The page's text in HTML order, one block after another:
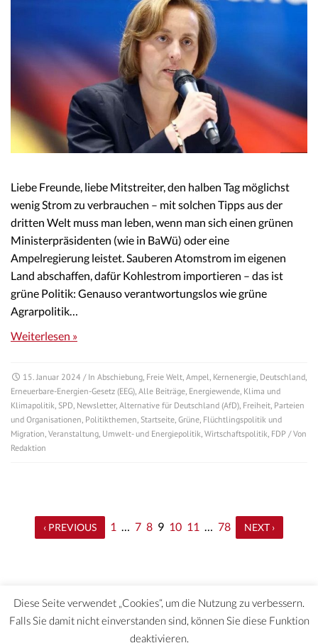
Liebe Freunde, liebe Mitstreiter, den halben Tag möglichst
wenig Strom zu verbrauchen – mit solchen Tipps aus der
dritten Welt muss man leben, wenn man sich einen grünen
Ministerpräsidenten (wie in BaWü) oder eine
Ampelregierung leistet. Sauberen Atomstrom im eigenen
Land abschaffen, dafür Kohlestrom importieren – das ist
grüne Politik: Genauso verantwortungslos wie grüne
Agrarpolitik…
Weiterlesen »
15. Januar 2024 / In Abschiebung, Freie Welt, Ampel, Kernenergie, Deutschland,
Erneuerbare-Energien-Gesetz (EEG), Alle Beiträge, Energiewende, Klima und
Klimapolitik, SPD, Newsletter, Alternative für Deutschland (AfD), Freiheit, Parteien
und Organisationen, Politikthemen, Startseite, Grüne, Flüchtlingspolitik und
Migration, Veranstaltung, Umwelt- und Energiepolitik, Wirtschaftspolitik, FDP / Von
Redaktion
‹ PREVIOUS 1 … 7 8 9 10 11 … 78 NEXT ›
Diese Seite verwendet „Cookies“, um die Nutzung zu verbessern.
Falls Sie damit nicht einverstanden sind, können Sie diese Funktion
deaktivieren.